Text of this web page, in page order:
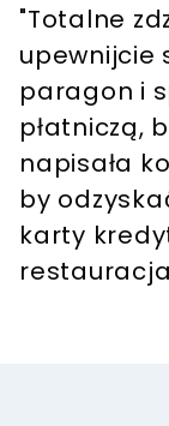
"Totalne
upewnijcie
paragon i
płatniczą,
napisała
by
karty